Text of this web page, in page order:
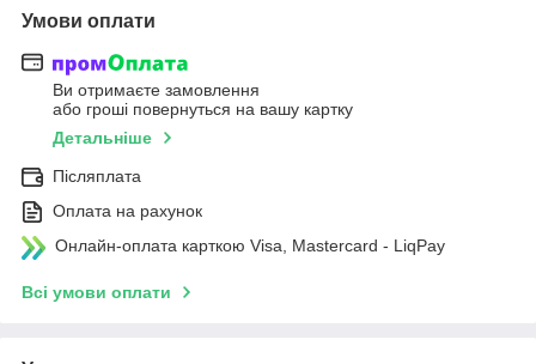
Умови оплати
Ви отримаєте замовлення
або гроші повернуться на вашу картку
Детальніше
Післяплата
Оплата на рахунок
Онлайн-оплата карткою Visa, Mastercard - LiqPay
Всі умови оплати